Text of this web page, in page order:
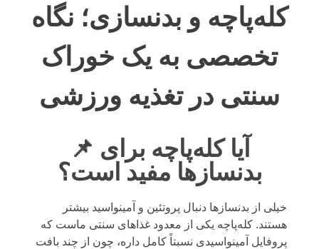
کله‌پاچه و بدنسازی؛ نگاه
تخصصی به یک خوراک
سنتی در تغذیه ورزشی
📌 آیا کله‌پاچه برای
بدنسازها مفید است؟
خیلی از بدنسازها دنبال پروتئین و آمینواسید بیشتر
هستند. کله‌پاچه یکی از معدود غذاهای سنتی ماست که
پروفایل آمینواسیدی نسبتاً کامل داره، چون از چند بافت